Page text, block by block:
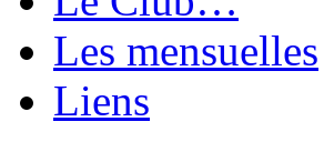
Les mensuelles
Liens